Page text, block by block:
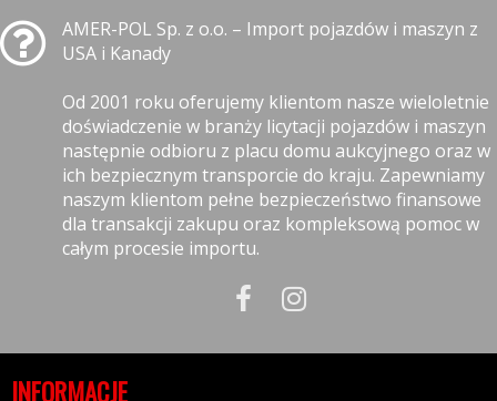
AMER-POL Sp. z o.o. – Import pojazdów i maszyn z
USA i Kanady
Od 2001 roku oferujemy klientom nasze wieloletnie
doświadczenie w branży licytacji pojazdów i maszyn
następnie odbioru z placu domu aukcyjnego oraz w
ich bezpiecznym transporcie do kraju. Zapewniamy
naszym klientom pełne bezpieczeństwo finansowe
dla transakcji zakupu oraz kompleksową pomoc w
całym procesie importu.
INFORMACJE